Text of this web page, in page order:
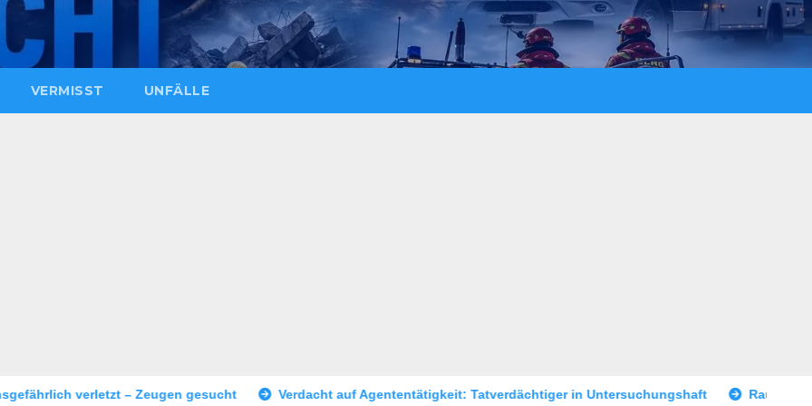
VERMISST UNFÄLLE
gesucht Verdacht auf Agententätigkeit: Tatverdächtiger in Untersuchungshaft Raubüberfall im